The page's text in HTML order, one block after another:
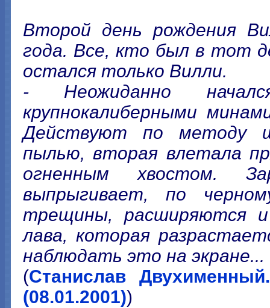
Второй день рождения
года. Все, кто был в тот
остался только Вилли.
- Неожиданно
крупнокалиберными
Действуют по методу
пылью, вторая влетала
огненным хвостом.
выпрыгивает, по
трещины, расширяются и
лава, которая
наблюдать это на экране...
(Станислав
(08.01.2001))